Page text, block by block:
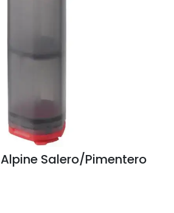
Alpine Salero/Pimentero